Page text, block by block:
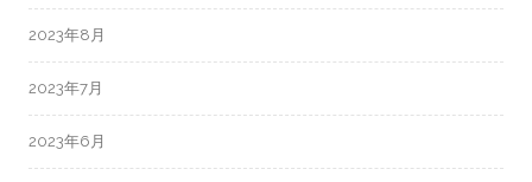
2023年8月
2023年7月
2023年6月